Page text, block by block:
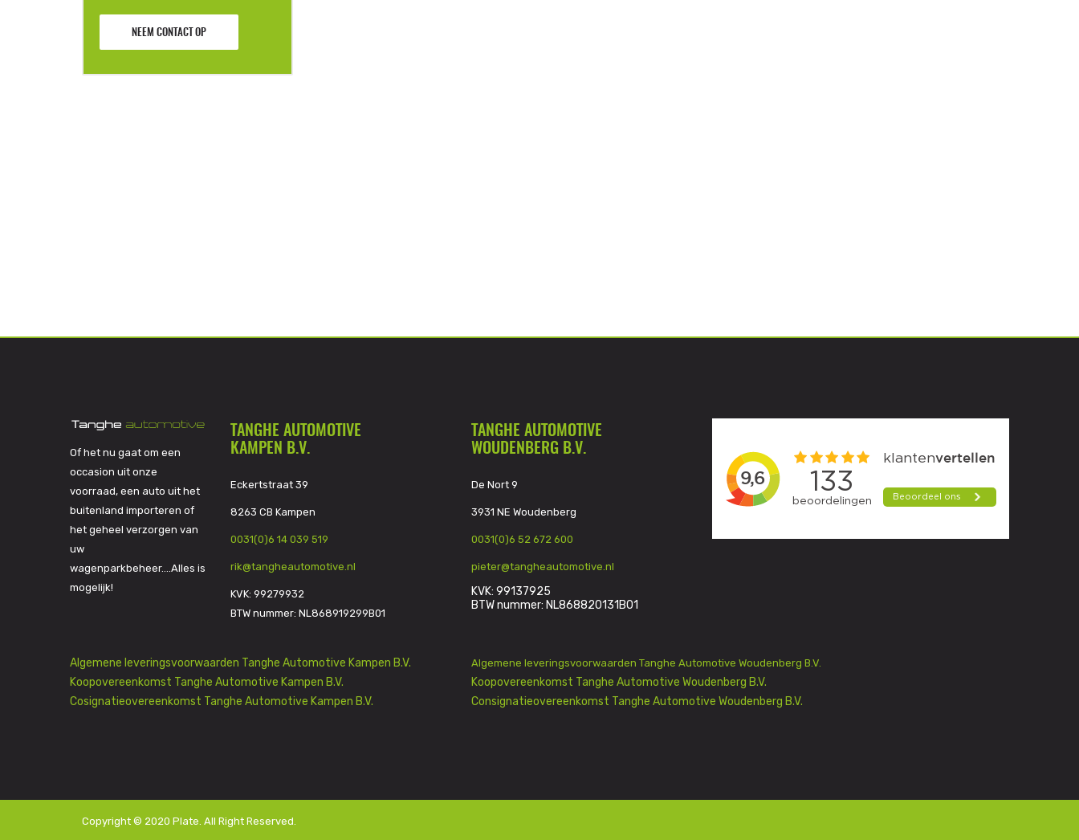
NEEM CONTACT OP
Of het nu gaat om een
occasion uit onze
voorraad, een auto uit het
buitenland importeren of
het geheel verzorgen van
uw
wagenparkbeheer….Alles is
mogelijk!
TANGHE AUTOMOTIVE
KAMPEN B.V.
Eckertstraat 39
8263 CB Kampen
0031(0)6 14 039 519
rik@tangheautomotive.nl
KVK: 99279932
BTW nummer: NL868919299B01
TANGHE AUTOMOTIVE
WOUDENBERG B.V.
De Nort 9
3931 NE Woudenberg
0031(0)6 52 672 600
pieter@tangheautomotive.nl
KVK: 99137925
BTW nummer: NL868820131B01
Algemene leveringsvoorwaarden Tanghe Automotive Kampen B.V.
Koopovereenkomst Tanghe Automotive Kampen B.V.
Cosignatieovereenkomst Tanghe Automotive Kampen B.V.
Algemene leveringsvoorwaarden Tanghe Automotive Woudenberg B.V.
Koopovereenkomst Tanghe Automotive Woudenberg B.V.
Consignatieovereenkomst Tanghe Automotive Woudenberg B.V.
Copyright © 2020 Plate . All Right Reserved.